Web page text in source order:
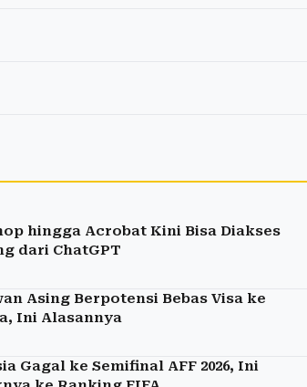
hingga Acrobat Kini Bisa Diakses
dari ChatGPT
Asing Berpotensi Bebas Visa ke
Ini Alasannya
Gagal ke Semifinal AFF 2026, Ini